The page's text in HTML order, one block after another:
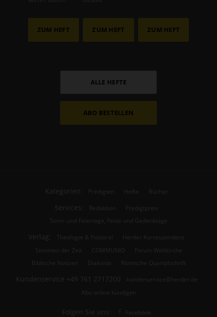
ZUM HEFT ZUM HEFT ZUM HEFT
ALLE HEFTE
ABO BESTELLEN
Kategorien: Predigten Hefte Bücher
Services: Redaktion
Predigtpreis
Sonn- und Feiertage, Feste und Gedenktage
Verlag: Theologie & Pastoral
Herder Korrespondenz
Stimmen der Zeit
COMMUNIO
Forum Weltkirche
Biblische Notizen
Diakonia Römische Quartalschrift
Kundenservice +49 761 2717200
kundenservice@herder.de
Abo online kündigen
Folgen Sie uns: Facebook